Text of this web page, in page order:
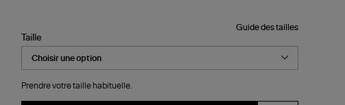
Guide des tailles
Taille
Prendre votre taille habituelle.